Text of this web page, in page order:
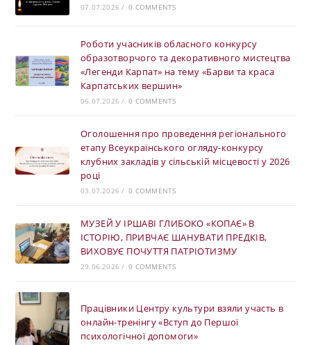
07.07.2026 / 0 COMMENTS
Роботи учасників обласного конкурсу
образотворчого та декоративного мистецтва
«Легенди Карпат» на тему «Барви та краса
Карпатських вершин»
06.07.2026 / 0 COMMENTS
Оголошення про проведення регіонального
етапу Всеукраїнського огляду-конкурсу
клубних закладів у сільській місцевості у 2026
році
03.07.2026 / 0 COMMENTS
МУЗЕЙ У ІРШАВІ ГЛИБОКО «КОПАЄ» В
ІСТОРІЮ, ПРИВЧАЄ ШАНУВАТИ ПРЕДКІВ,
ВИХОВУЄ ПОЧУТТЯ ПАТРІОТИЗМУ
29.06.2026 / 0 COMMENTS
Працівники Центру культури взяли участь в
онлайн-тренінгу «Вступ до Першої
психологічної допомоги»